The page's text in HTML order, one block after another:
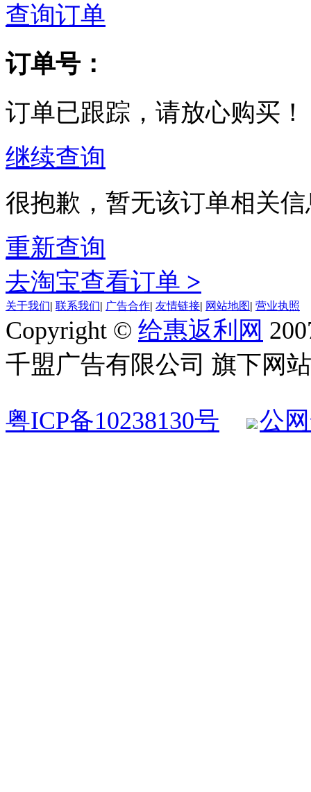
查询订单
订单号：
订单已跟踪，请放心购买！
继续查询
很抱歉，暂无该订单相关
重新查询
去淘宝查看订单 >
关于我们| 联系我们| 广告合作| 友情链接| 网站地图| 营业执照
Copyright © 给惠返利网
千盟广告有限公司 旗下网
粤ICP备10238130号 公